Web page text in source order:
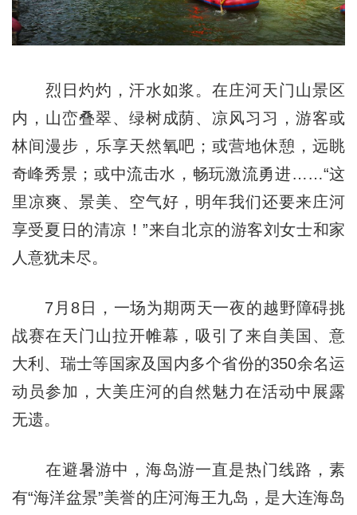
烈日灼灼，汗水如浆。在庄河天门山景区
内，山峦叠翠、绿树成荫、凉风习习，游客或
林间漫步，乐享天然氧吧；或营地休憩，远眺
奇峰秀景；或中流击水，畅玩激流勇进……“这
里凉爽、景美、空气好，明年我们还要来庄河
享受夏日的清凉！”来自北京的游客刘女士和家
人意犹未尽。
7月8日，一场为期两天一夜的越野障碍挑
战赛在天门山拉开帷幕，吸引了来自美国、意
大利、瑞士等国家及国内多个省份的350余名运
动员参加，大美庄河的自然魅力在活动中展露
无遗。
在避暑游中，海岛游一直是热门线路，素
有“海洋盆景”美誉的庄河海王九岛，是大连海岛